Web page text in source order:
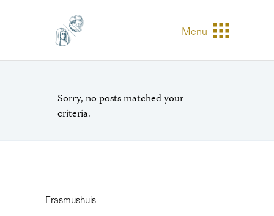
Menu
Sorry, no posts matched your
criteria.
Erasmushuis